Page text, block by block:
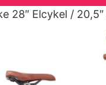
28″ Elcykel / 20,5″